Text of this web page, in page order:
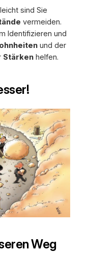
sind Sie
vermeiden.
Identifizieren und
und der
Stärkenhelfen.
Weg